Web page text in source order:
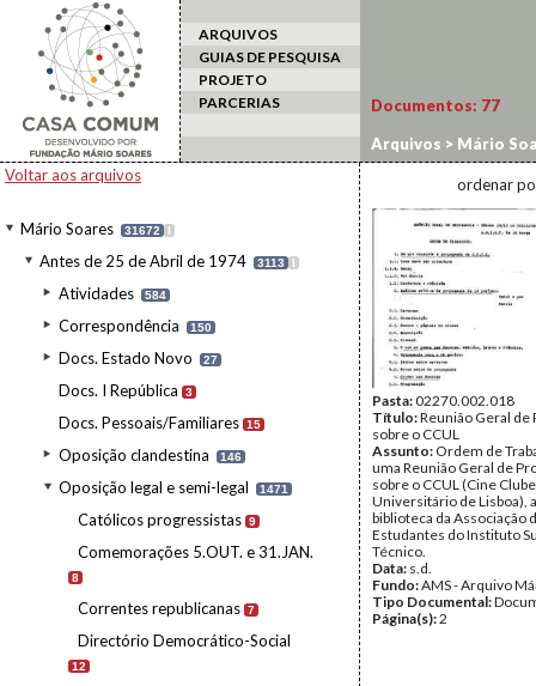
ARQUIVOS
GUIAS DE PESQUISA
PROJETO
PARCERIAS
Voltar aos arquivos
Mário Soares 31672 I
Antes de 25 de Abril de 1974 3113 I
Atividades 584
Correspondência 150
Docs. Estado Novo 27
Docs. I República 3
Docs. Pessoais/Familiares 15
Oposição clandestina 146
Oposição legal e semi-legal 1471
Católicos progressistas 9
Comemorações 5.OUT. e 31.JAN.
8
Correntes republicanas 7
Directório Democrático-Social
12
Documentos: 77
Arquivos > Mário
estudantil>CCUL
ordenar
Pasta:02270.002.018
Título:Reunião Geral de
sobre o CCUL
Assunto: Ordem de
uma Reunião Geral de
sobre o CCUL (Cine Clube
Universitário de Lisboa),
biblioteca da Associação
Estudantes do Instituto
Técnico.
Data: s.d.
Fundo:AMS - Arquivo
Tipo Documental:
Página(s):2